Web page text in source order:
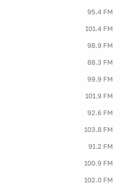
95.4 FM
101.4 FM
98.9 FM
88.3 FM
99.9 FM
101.9 FM
92.6 FM
103.8 FM
91.2 FM
100.9 FM
102.0 FM